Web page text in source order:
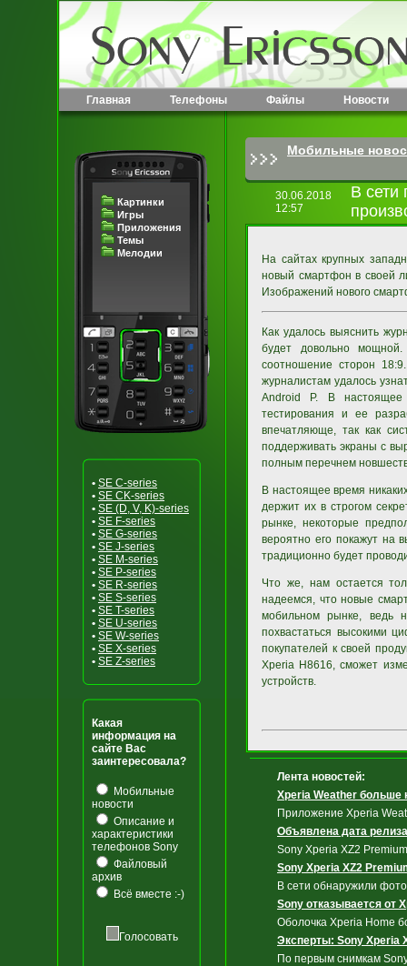
Главная Телефоны Файлы Новости
Картинки
Игры
Приложения
Темы
Мелодии
• SE C-series
• SE CK-series
• SE (D, V, K)-series
• SE F-series
• SE G-series
• SE J-series
• SE M-series
• SE P-series
• SE R-series
• SE S-series
• SE T-series
• SE U-series
• SE W-series
• SE X-series
• SE Z-series
Какая
информация на
сайте Вас
заинтересовала?
Мобильные
новости
Описание и
характеристики
телефонов Sony
Файловый
архив
Всё вместе :-)
Голосовать
Мобильные
30.06.2018
12:57
В сети
На сайтах крупных
новый смартфон в своей
Изображений нового
Как удалось выяснить
будет довольно
соотношение сторон
журналистам удалось
Android P. В настоящее
тестирования и ее
впечатляюще, так как
поддерживать экраны с
полным перечнем
В настоящее время
держит их в строгом
рынке, некоторые
вероятно его покажут на
традиционно будет
Что же, нам остается
надеемся, что новые
мобильном рынке, ведь
похвастаться высокими
покупателей к своей
Xperia H8616, сможет
устройств.
Лента новостей:
Xperia Weather больше
Приложение Xperia
Объявлена дата
Sony Xperia XZ2
Sony Xperia XZ2
В сети обнаружили
Sony отказывается от
Оболочка Xperia Home
Эксперты: Sony Xperia
По первым снимкам